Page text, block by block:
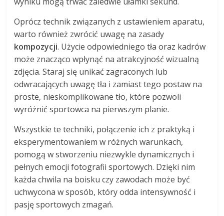
Oprócz technik związanych z ustawieniem aparatu,
warto również zwrócić uwagę na zasady
kompozycji. Użycie odpowiedniego tła oraz kadrów
może znacząco wpłynąć na atrakcyjność wizualną
zdjęcia. Staraj się unikać zagraconych lub
odwracających uwagę tła i zamiast tego postaw na
proste, nieskomplikowane tło, które pozwoli
wyróżnić sportowca na pierwszym planie.
Wszystkie te techniki, połączenie ich z praktyką i
eksperymentowaniem w różnych warunkach,
pomogą w stworzeniu niezwykle dynamicznych i
pełnych emocji fotografii sportowych. Dzięki nim
każda chwila na boisku czy zawodach może być
uchwycona w sposób, który odda intensywność i
pasję sportowych zmagań.